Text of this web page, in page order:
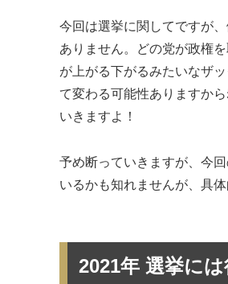
今回は選挙に関してですが
ありません。どの党が政権
が上がる下がるみたいなザ
て変わる可能性ありますか
いきますよ！
予め断っていきますが、今
いるかも知れませんが、具
2021年 選挙に